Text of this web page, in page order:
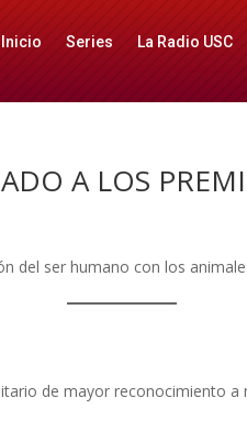
Inicio Series La Radio USC
A LOS
del ser humano con los
de mayor reconocimiento a